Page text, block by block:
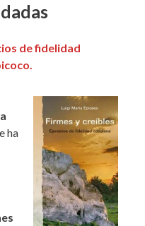
de fidelidad
ha